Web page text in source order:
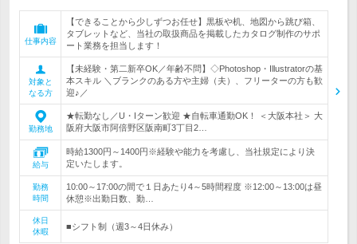
仕事内容
【できることから少しずつお任せ】黒板や机、地図から跳び箱、
タブレットなど、当社の取扱商品を掲載したカタログ制作のサポ
ート業務を担当します！
対象と
なる方
【未経験・第二新卒OK／年齢不問】◇Photoshop・Illustratorの基
本スキル ＼ブランクのある方や主婦（夫）、フリーターの方も歓
迎♪／
勤務地
★転勤なし／U・Iターン歓迎 ★自転車通勤OK！ ＜大阪本社＞ 大
阪府大阪市阿倍野区阪南町3丁目2…
給与
時給1300円～1400円※経験や能力を考慮し、当社規定により決
定いたします。
勤務
時間
10:00～17:00の間で１日あたり4～5時間程度 ※12:00～13:00は昼
休憩※出勤日数、勤…
休日
休暇
■シフト制（週3～4日休み）